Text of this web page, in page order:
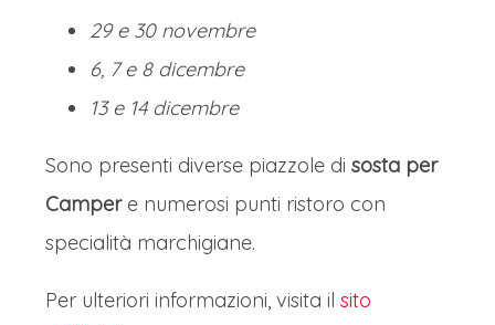
29 e 30 novembre
6, 7 e 8 dicembre
13 e 14 dicembre
Sono presenti diverse piazzole di sosta per
Campere numerosi punti ristoro con
specialità marchigiane.
Per ulteriori informazioni, visita il sito